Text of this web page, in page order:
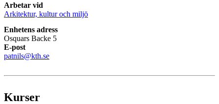
Arbetar vid
Arkitektur, kultur och miljö
Enhetens adress
Osquars Backe 5
E-post
patnils@kth.se
Kurser